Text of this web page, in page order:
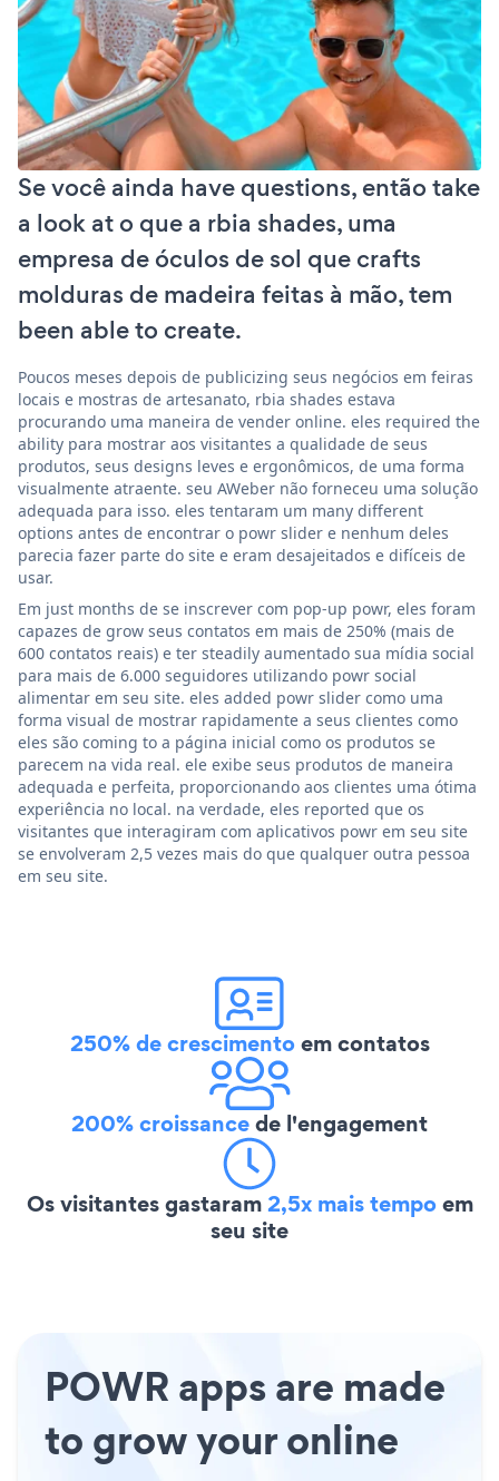
Se você ainda have questions, então take
a look at o que a rbia shades, uma
empresa de óculos de sol que crafts
molduras de madeira feitas à mão, tem
been able to create.
Poucos meses depois de publicizing seus negócios em feiras
locais e mostras de artesanato, rbia shades estava
procurando uma maneira de vender online. eles required the
ability para mostrar aos visitantes a qualidade de seus
produtos, seus designs leves e ergonômicos, de uma forma
visualmente atraente. seu AWeber não forneceu uma solução
adequada para isso. eles tentaram um many different
options antes de encontrar o powr slider e nenhum deles
parecia fazer parte do site e eram desajeitados e difíceis de
usar.
Em just months de se inscrever com pop-up powr, eles foram
capazes de grow seus contatos em mais de 250% (mais de
600 contatos reais) e ter steadily aumentado sua mídia social
para mais de 6.000 seguidores utilizando powr social
alimentar em seu site. eles added powr slider como uma
forma visual de mostrar rapidamente a seus clientes como
eles são coming to a página inicial como os produtos se
parecem na vida real. ele exibe seus produtos de maneira
adequada e perfeita, proporcionando aos clientes uma ótima
experiência no local. na verdade, eles reported que os
visitantes que interagiram com aplicativos powr em seu site
se envolveram 2,5 vezes mais do que qualquer outra pessoa
em seu site.
250% de crescimentoem contatos
200% croissancede l'engagement
Os visitantes gastaram2,5x mais tempoem
seu site
POWR apps are made
to grow your online